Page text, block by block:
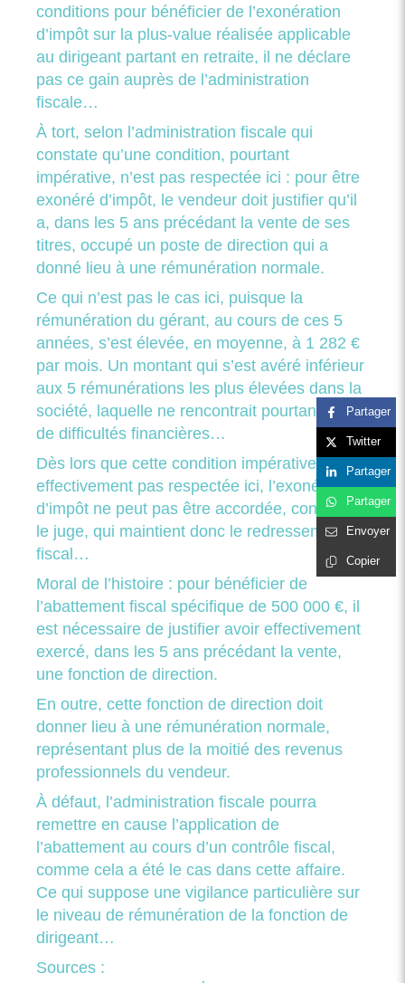
conditions pour bénéficier de l’exonération
d’impôt sur la plus-value réalisée applicable
au dirigeant partant en retraite, il ne déclare
pas ce gain auprès de l’administration
fiscale…
À tort, selon l’administration fiscale qui
constate qu’une condition, pourtant
impérative, n’est pas respectée ici : pour être
exonéré d’impôt, le vendeur doit justifier qu’il
a, dans les 5 ans précédant la vente de ses
titres, occupé un poste de direction qui a
donné lieu à une rémunération normale.
Ce qui n’est pas le cas ici, puisque la
rémunération du gérant, au cours de ces 5
années, s’est élevée, en moyenne, à 1 282 €
par mois. Un montant qui s’est avéré inférieur
aux 5 rémunérations les plus élevées dans la
société, laquelle ne rencontrait pourtant pas
de difficultés financières…
Dès lors que cette condition impérative n’est
effectivement pas respectée ici, l’exonération
d’impôt ne peut pas être accordée, confirme
le juge, qui maintient donc le redressement
fiscal…
Moral de l’histoire : pour bénéficier de
l’abattement fiscal spécifique de 500 000 €, il
est nécessaire de justifier avoir effectivement
exercé, dans les 5 ans précédant la vente,
une fonction de direction.
En outre, cette fonction de direction doit
donner lieu à une rémunération normale,
représentant plus de la moitié des revenus
professionnels du vendeur.
À défaut, l’administration fiscale pourra
remettre en cause l’application de
l’abattement au cours d’un contrôle fiscal,
comme cela a été le cas dans cette affaire.
Ce qui suppose une vigilance particulière sur
le niveau de rémunération de la fonction de
dirigeant…
Sources :
Partager
Twitter
Partager
Partager
Envoyer
Copier